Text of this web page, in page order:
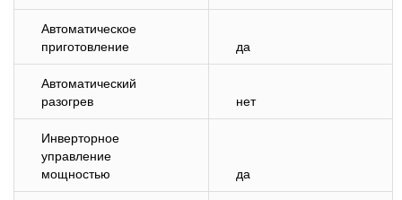
Автоматическое
приготовление
да
Автоматический
разогрев
нет
Инверторное
управление
мощностью
да